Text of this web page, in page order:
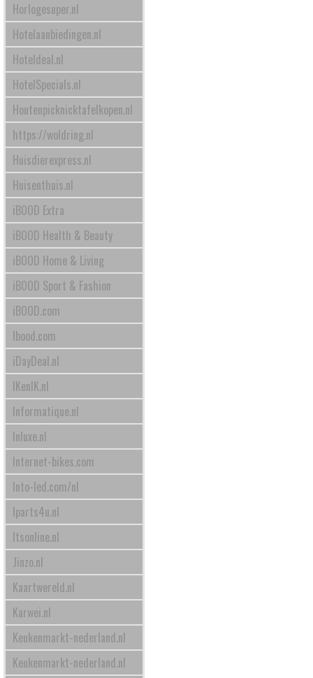
Horlogesuper.nl
Hotelaanbiedingen.nl
Hoteldeal.nl
HotelSpecials.nl
Houtenpicknicktafelkopen.nl
https://woldring.nl
Huisdierexpress.nl
Huisenthuis.nl
iBOOD Extra
iBOOD Health & Beauty
iBOOD Home & Living
iBOOD Sport & Fashion
iBOOD.com
Ibood.com
iDayDeal.nl
IKenIK.nl
Informatique.nl
Inluxe.nl
Internet-bikes.com
Into-led.com/nl
Iparts4u.nl
Itsonline.nl
Jinzo.nl
Kaartwereld.nl
Karwei.nl
Keukenmarkt-nederland.nl
Keukenmarkt-nederland.nl